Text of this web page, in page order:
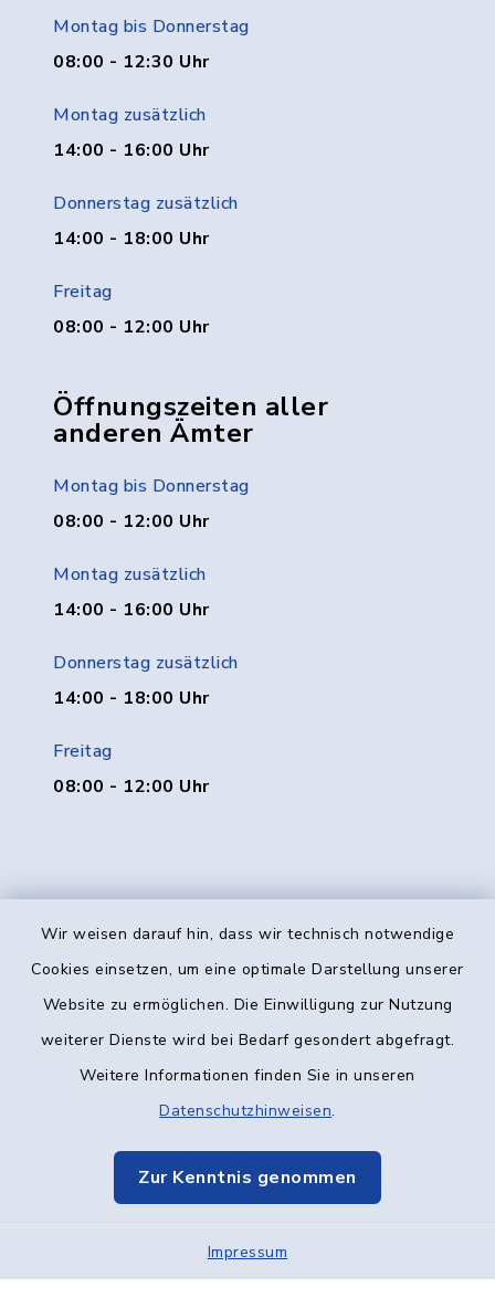
Wir weisen darauf hin, dass wir technisch notwendige
Cookies einsetzen, um eine optimale Darstellung unserer
Website zu ermöglichen. Die Einwilligung zur Nutzung
weiterer Dienste wird bei Bedarf gesondert abgefragt.
Weitere Informationen finden Sie in unseren
Datenschutzhinweisen.
Zur Kenntnis genommen
Impressum
Montag bis Donnerstag
08:00 - 12:30 Uhr
Montag zusätzlich
14:00 - 16:00 Uhr
Donnerstag zusätzlich
14:00 - 18:00 Uhr
Freitag
08:00 - 12:00 Uhr
Öffnungszeiten aller
anderen Ämter
Montag bis Donnerstag
08:00 - 12:00 Uhr
Montag zusätzlich
14:00 - 16:00 Uhr
Donnerstag zusätzlich
14:00 - 18:00 Uhr
Freitag
08:00 - 12:00 Uhr
Kontakt
Datenschutz
Elektronische Kommunikation
Sitemap